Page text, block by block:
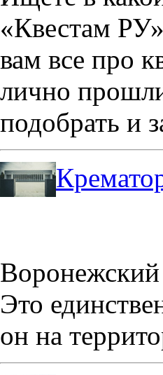
«Квестам
вам все про
лично
подобрать и
Воронежский
Это
он на